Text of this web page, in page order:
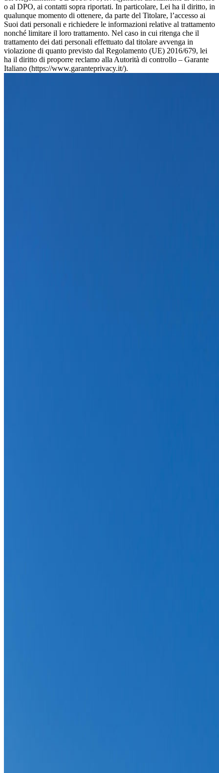
o al DPO, ai contatti sopra riportati. In particolare, Lei ha il diritto, in
qualunque momento di ottenere, da parte del Titolare, l’accesso ai
Suoi dati personali e richiedere le informazioni relative al trattamento
nonché limitare il loro trattamento. Nel caso in cui ritenga che il
trattamento dei dati personali effettuato dal titolare avvenga in
violazione di quanto previsto dal Regolamento (UE) 2016/679, lei
ha il diritto di proporre reclamo alla Autorità di controllo – Garante
Italiano (https://www.garanteprivacy.it/).